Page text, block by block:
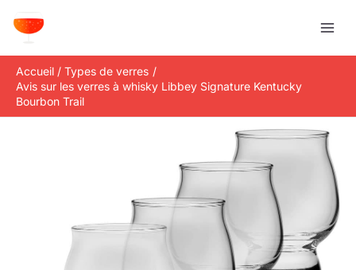
Accueil
Types de verres
Avis sur les verres à whisky Libbey Signature Kentucky
Bourbon Trail
e
c
h
e
r